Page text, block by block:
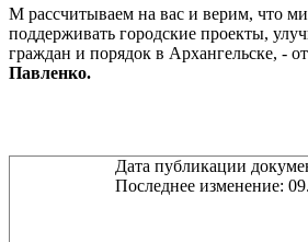
М рассчитываем на вас и верим, что
поддерживать городские проекты,
граждан и порядок в Архангельске, -
Павленко.
Дата публикации
Последнее изменение: